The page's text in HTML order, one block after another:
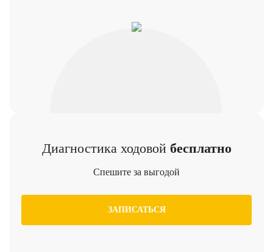
Диагностика ходовой бесплатно
Спешите за выгодой
ЗАПИСАТЬСЯ